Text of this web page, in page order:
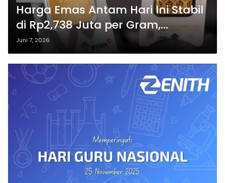
Harga Emas Antam Hari Ini Stabil
di Rp2,738 Juta per Gram,
Investor Cermati Arah Pergerakan
Pasar
Juni 7, 2026